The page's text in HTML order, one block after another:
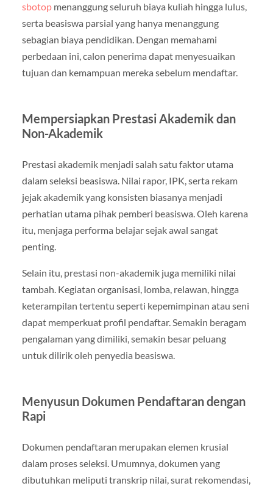
sbotopmenanggung seluruh biaya kuliah hingga lulus,
serta beasiswa parsial yang hanya menanggung
sebagian biaya pendidikan. Dengan memahami
perbedaan ini, calon penerima dapat menyesuaikan
tujuan dan kemampuan mereka sebelum mendaftar.
Mempersiapkan Prestasi Akademik dan
Non-Akademik
Prestasi akademik menjadi salah satu faktor utama
dalam seleksi beasiswa. Nilai rapor, IPK, serta rekam
jejak akademik yang konsisten biasanya menjadi
perhatian utama pihak pemberi beasiswa. Oleh karena
itu, menjaga performa belajar sejak awal sangat
penting.
Selain itu, prestasi non-akademik juga memiliki nilai
tambah. Kegiatan organisasi, lomba, relawan, hingga
keterampilan tertentu seperti kepemimpinan atau seni
dapat memperkuat profil pendaftar. Semakin beragam
pengalaman yang dimiliki, semakin besar peluang
untuk dilirik oleh penyedia beasiswa.
Menyusun Dokumen Pendaftaran dengan
Rapi
Dokumen pendaftaran merupakan elemen krusial
dalam proses seleksi. Umumnya, dokumen yang
dibutuhkan meliputi transkrip nilai, surat rekomendasi,